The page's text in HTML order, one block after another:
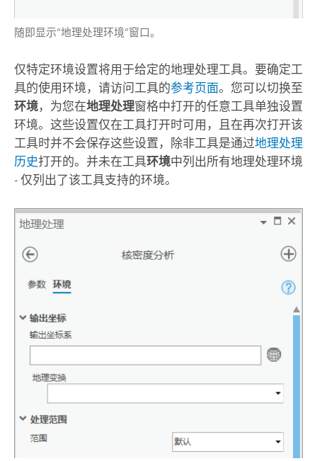
随即显示“地理处理环境”窗口。
仅特定环境设置将用于给定的地理处理工具。要确定工
具的使用环境，请访问工具的参考页面。您可以切换至
环境，为您在地理处理窗格中打开的任意工具单独设置
环境。这些设置仅在工具打开时可用，且在再次打开该
工具时并不会保存这些设置，除非工具是通过地理处理
历史打开的。并未在工具环境中列出所有地理处理环境
- 仅列出了该工具支持的环境。